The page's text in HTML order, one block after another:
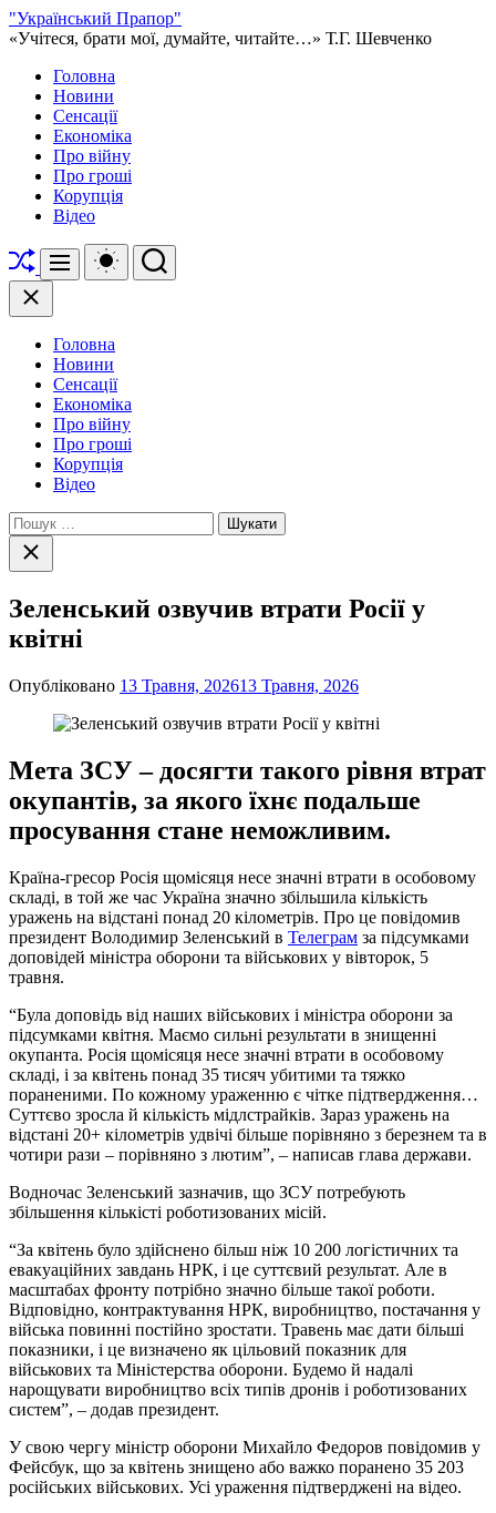
Перейти
до
"Український Прапор"
«Учітеся, брати мої, думайте, читайте…» Т.Г. Шевченко
Головна
Новини
Сенсації
Економіка
Про війну
Про гроші
Корупція
Відео
Перетасувати
Меню
Перемикач
кольорового
Пошук
Закрити
Головна
Новини
Сенсації
Економіка
Про війну
Про гроші
Корупція
Відео
Пошук:
Закрити
пошук
Зеленський озвучив втрати Росії у
квітні
Опубліковано 13 Травня, 202613 Травня, 2026
Мета ЗСУ – досягти такого рівня втрат
окупантів, за якого їхнє подальше
просування стане неможливим.
Країна-гресор Росія щомісяця несе значні втрати в особовому
складі, в той же час Україна значно збільшила кількість
уражень на відстані понад 20 кілометрів. Про це повідомив
президент Володимир Зеленський в Телеграм за підсумками
доповідей міністра оборони та військових у вівторок, 5
травня.
“Була доповідь від наших військових і міністра оборони за
підсумками квітня. Маємо сильні результати в знищенні
окупанта. Росія щомісяця несе значні втрати в особовому
складі, і за квітень понад 35 тисяч убитими та тяжко
пораненими. По кожному ураженню є чітке підтвердження…
Суттєво зросла й кількість мідлстрайків. Зараз уражень на
відстані 20+ кілометрів удвічі більше порівняно з березнем та в
чотири рази – порівняно з лютим”, – написав глава держави.
Водночас Зеленський зазначив, що ЗСУ потребують
збільшення кількісті роботизованих місій.
“За квітень було здійснено більш ніж 10 200 логістичних та
евакуаційних завдань НРК, і це суттєвий результат. Але в
масштабах фронту потрібно значно більше такої роботи.
Відповідно, контрактування НРК, виробництво, постачання у
війська повинні постійно зростати. Травень має дати більші
показники, і це визначено як цільовий показник для
військових та Міністерства оборони. Будемо й надалі
нарощувати виробництво всіх типів дронів і роботизованих
систем”, – додав президент.
У свою чергу міністр оборони Михайло Федоров повідомив у
Фейсбук, що за квітень знищено або важко поранено 35 203
російських військових. Усі ураження підтверджені на відео.